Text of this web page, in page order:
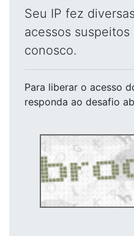
Seu IP fez
acessos
conosco.
Para liberar o acesso
responda ao desafio